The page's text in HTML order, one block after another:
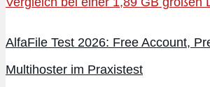
AlfaFile Test 2026: Free Account,
Multihoster im Praxistest